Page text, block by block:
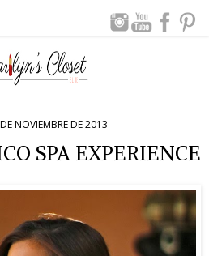
NOVIEMBRE DE 2013
SPA EXPERIENCE